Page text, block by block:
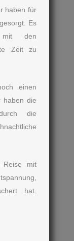
haben für
Es
mit den
Zeit zu
einen
haben die
die
mit
hat.